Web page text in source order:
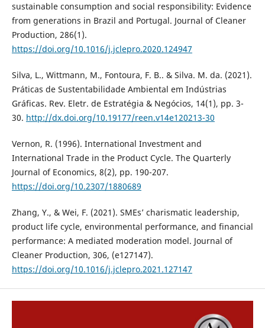
sustainable consumption and social responsibility: Evidence
from generations in Brazil and Portugal. Journal of Cleaner
Production, 286(1).
https://doi.org/10.1016/j.jclepro.2020.124947
Silva, L., Wittmann, M., Fontoura, F. B.. & Silva. M. da. (2021).
Práticas de Sustentabilidade Ambiental em Indústrias
Gráficas. Rev. Eletr. de Estratégia & Negócios, 14(1), pp. 3-
30. http://dx.doi.org/10.19177/reen.v14e120213-30
Vernon, R. (1996). International Investment and
International Trade in the Product Cycle. The Quarterly
Journal of Economics, 8(2), pp. 190-207.
https://doi.org/10.2307/1880689
Zhang, Y., & Wei, F. (2021). SMEs’ charismatic leadership,
product life cycle, environmental performance, and financial
performance: A mediated moderation model. Journal of
Cleaner Production, 306, (e127147).
https://doi.org/10.1016/j.jclepro.2021.127147